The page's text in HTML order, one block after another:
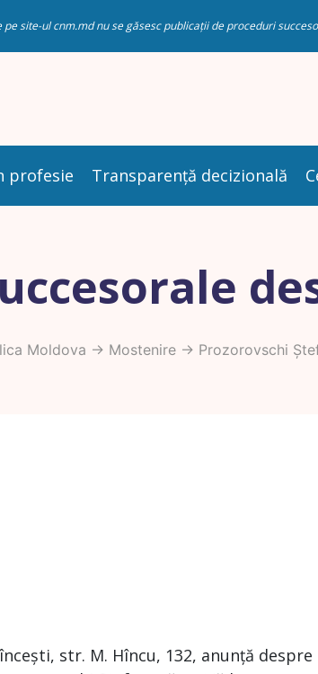
site-ul cnm.md nu se găsesc publicații de proceduri
profesie Transparență decizională
Moldova -> Mostenire -> Prozorovschi
str. M. Hîncu, 132, anunță despre